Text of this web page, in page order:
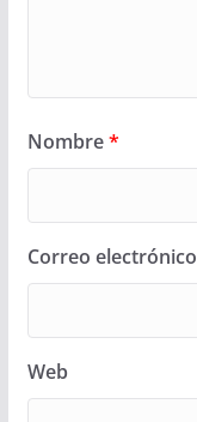
Nombre*
Correo electrónico
Web